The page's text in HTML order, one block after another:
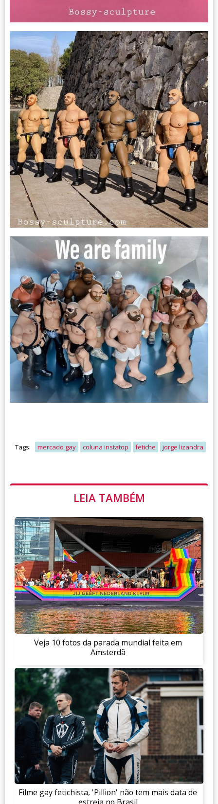
Tags: mercado gay coluna instatop fetiche jorge lizandra
LEIA TAMBÉM
Veja 10 fotos da parada mundial feita em
Amsterdã
Filme gay fetichista, 'Pillion' não tem mais data de